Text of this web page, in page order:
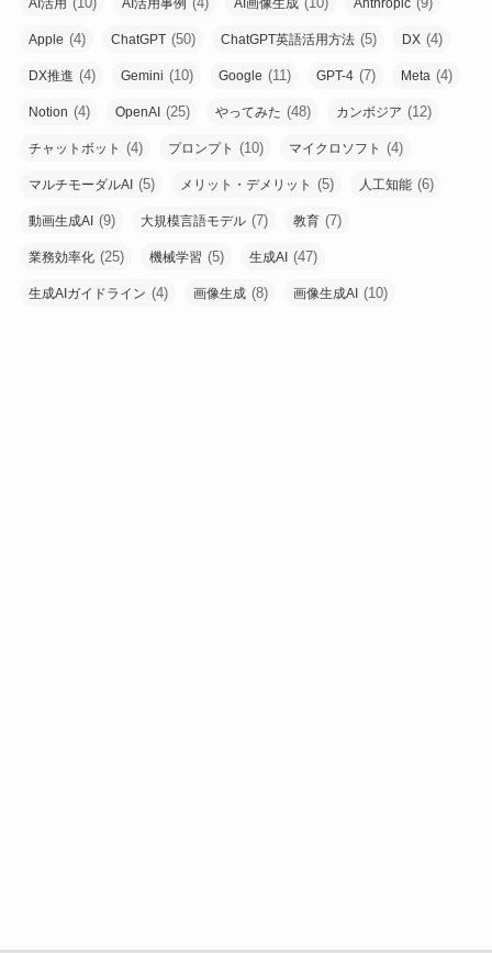
AI活用 AI活用事例 AI画像生成 Anthropic
Apple (4) ChatGPT (50) ChatGPT英語活用方法 (5) DX (4)
DX推進 (4) Gemini (10) Google (11) GPT-4 (7) Meta (4)
Notion (4) OpenAI (25) やってみた (48) カンボジア (12)
チャットボット (4) プロンプト (10) マイクロソフト (4)
マルチモーダルAI (5) メリット・デメリット (5) 人工知能 (6)
動画生成AI (9) 大規模言語モデル (7) 教育 (7)
業務効率化 (25) 機械学習 (5) 生成AI (47)
生成AIガイドライン (4) 画像生成 (8) 画像生成AI (10)